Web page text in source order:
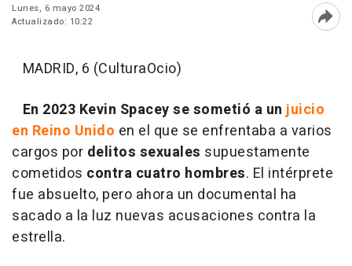
Lunes, 6 mayo 2024
Actualizado: 10:22
MADRID, 6 (CulturaOcio)
En 2023 Kevin Spacey se sometió a unjuicio
en Reino Unido en el que se enfrentaba a varios
cargos por delitos sexuales supuestamente
cometidos contra cuatro hombres. El intérprete
fue absuelto, pero ahora un documental ha
sacado a la luz nuevas acusaciones contra la
estrella.